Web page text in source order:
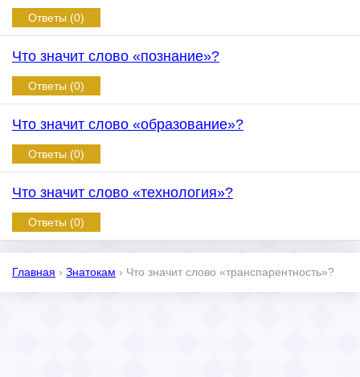
Ответы (0)
Что значит слово «познание»?
Ответы (0)
Что значит слово «образование»?
Ответы (0)
Что значит слово «технология»?
Ответы (0)
Главная › Знатокам › Что значит слово «транспарентность»?